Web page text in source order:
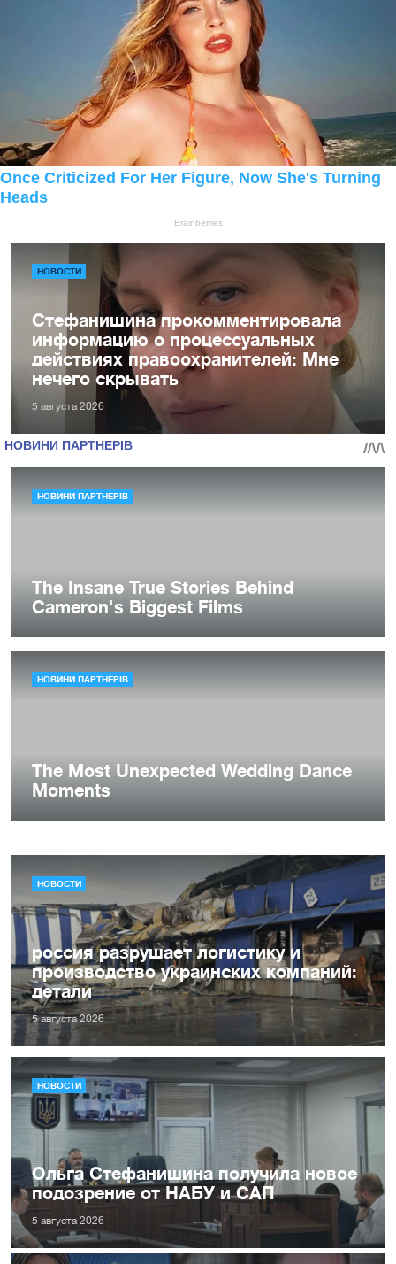
НОВОСТИ
Стефанишина прокомментировала
информацию о процессуальных
действиях правоохранителей: Мне
нечего скрывать
5 августа 2026
НОВОСТИ
россия разрушает логистику и
производство украинских компаний:
детали
5 августа 2026
НОВОСТИ
Ольга Стефанишина получила новое
подозрение от НАБУ и САП
5 августа 2026